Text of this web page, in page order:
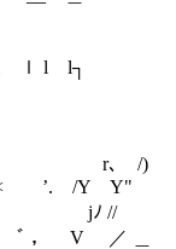
l l┐
､ /)
/Y Υ"
//
＿